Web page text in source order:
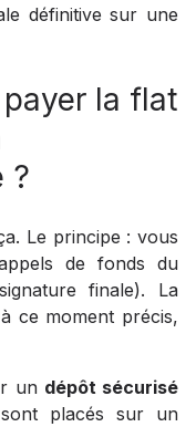
définitive sur une
la flat
?
Le principe : vous
de fonds du
finale). La
ce moment précis,
un dépôt sécurisé
placés sur un